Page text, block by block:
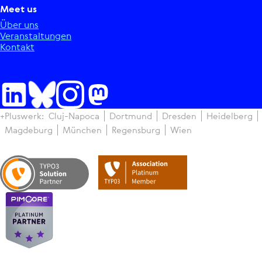
Meet us
Über uns
Ver­an­stal­tun­gen
Kontakt
+Pluswerk: Cluj-Napoca Dortmund Dresden
Hei­del­berg
Magdeburg
München Regens­burg Wien